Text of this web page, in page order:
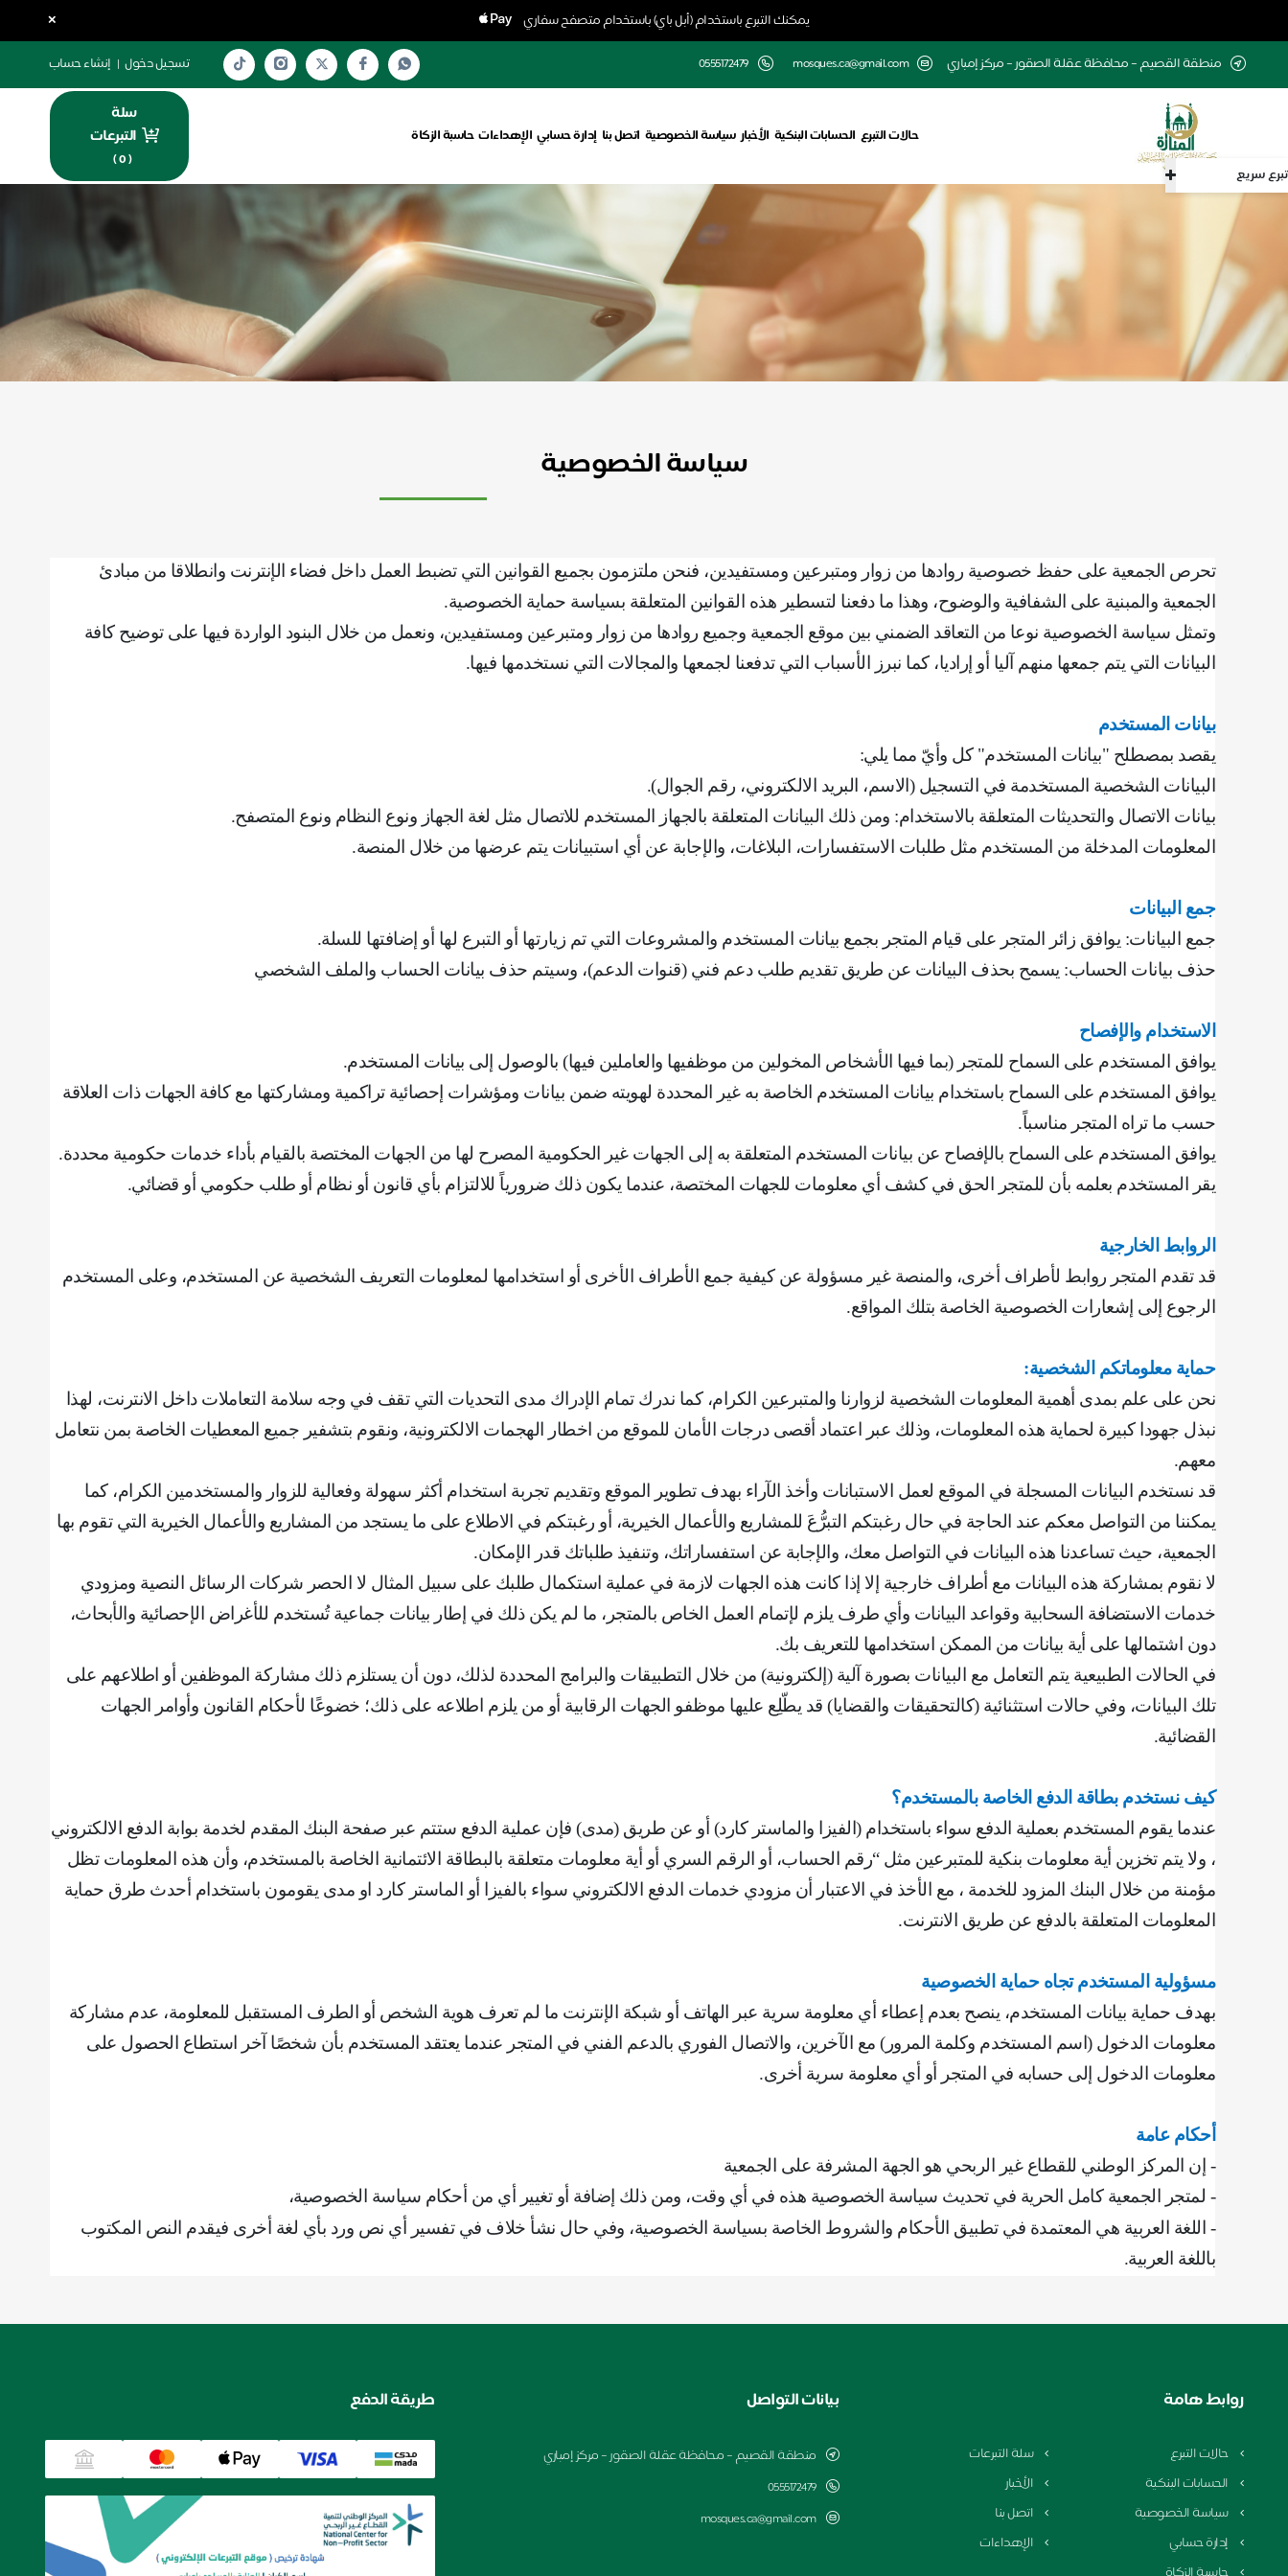
يمكنك التبرع باستخدام (أبل باي) باستخدام متصفح سفاري ×
تبرع سريع
منطقة القصيم – محافظة عقلة الصقور – مركز إمباري mosques.ca@gmail.com
0555172479 تسجيل دخول | إنشاء حساب
حالات التبرع الحسابات البنكية الأخبار سياسة الخصوصية اتصل بنا إدارة حسابي الإهداءات حاسبة الزكاة
سلة
التبرعات
(
0
)
سياسة الخصوصية
تحرص الجمعية على حفظ خصوصية روادها من زوار ومتبرعين ومستفيدين، فنحن ملتزمون بجميع القوانين التي تضبط العمل داخل فضاء الإنترنت وانطلاقا من مبادئ
الجمعية والمبنية على الشفافية والوضوح، وهذا ما دفعنا لتسطير هذه القوانين المتعلقة بسياسة حماية الخصوصية.
وتمثل سياسة الخصوصية نوعا من التعاقد الضمني بين موقع الجمعية وجميع روادها من زوار ومتبرعين ومستفيدين، ونعمل من خلال البنود الواردة فيها على توضيح كافة
البيانات التي يتم جمعها منهم آليا أو إراديا، كما نبرز الأسباب التي تدفعنا لجمعها والمجالات التي نستخدمها فيها.
بيانات المستخدم
يقصد بمصطلح "بيانات المستخدم" كل وأيّ مما يلي:
‌البيانات الشخصية المستخدمة في التسجيل (الاسم، البريد الالكتروني، رقم الجوال).
بيانات الاتصال والتحديثات المتعلقة بالاستخدام: ومن ذلك البيانات المتعلقة بالجهاز المستخدم للاتصال مثل لغة الجهاز ونوع النظام ونوع المتصفح.
‌المعلومات المدخلة من المستخدم مثل طلبات الاستفسارات، البلاغات، والإجابة عن أي استبيانات يتم عرضها من خلال المنصة.
جمع البيانات
جمع البيانات: يوافق زائر المتجر على قيام المتجر بجمع بيانات المستخدم والمشروعات التي تم زيارتها أو التبرع لها أو إضافتها للسلة.
حذف بيانات الحساب: يسمح بحذف البيانات عن طريق تقديم طلب دعم فني (قنوات الدعم)، وسيتم حذف بيانات الحساب والملف الشخصي
الاستخدام والإفصاح
يوافق المستخدم على السماح للمتجر (بما فيها الأشخاص المخولين من موظفيها والعاملين فيها) بالوصول إلى بيانات المستخدم.
يوافق المستخدم على السماح باستخدام بيانات المستخدم الخاصة به غير المحددة لهويته ضمن بيانات ومؤشرات إحصائية تراكمية ومشاركتها مع كافة الجهات ذات العلاقة
حسب ما تراه المتجر مناسباً.
يوافق المستخدم على السماح بالإفصاح عن بيانات المستخدم المتعلقة به إلى الجهات غير الحكومية المصرح لها من الجهات المختصة بالقيام بأداء خدمات حكومية محددة.
‌يقر المستخدم بعلمه بأن للمتجر الحق في كشف أي معلومات للجهات المختصة، عندما يكون ذلك ضرورياً للالتزام بأي قانون أو نظام أو طلب حكومي أو قضائي.
الروابط الخارجية
قد تقدم المتجر روابط لأطراف أخرى، والمنصة غير مسؤولة عن كيفية جمع الأطراف الأخرى أو استخدامها لمعلومات التعريف الشخصية عن المستخدم، وعلى المستخدم
الرجوع إلى إشعارات الخصوصية الخاصة بتلك المواقع.
حماية معلوماتكم الشخصية:
نحن على علم بمدى أهمية المعلومات الشخصية لزوارنا والمتبرعين الكرام، كما ندرك تمام الإدراك مدى التحديات التي تقف في وجه سلامة التعاملات داخل الانترنت، لهذا
نبذل جهودا كبيرة لحماية هذه المعلومات، وذلك عبر اعتماد أقصى درجات الأمان للموقع من اخطار الهجمات الالكترونية، ونقوم بتشفير جميع المعطيات الخاصة بمن نتعامل
معهم.
قد نستخدم البيانات المسجلة في الموقع لعمل الاستبانات وأخذ الآراء بهدف تطوير الموقع وتقديم تجربة استخدام أكثر سهولة وفعالية للزوار والمستخدمين الكرام، كما
يمكننا من التواصل معكم عند الحاجة في حال رغبتكم التبرُّعَ للمشاريع والأعمال الخيرية، أو رغبتكم في الاطلاع على ما يستجد من المشاريع والأعمال الخيرية التي تقوم بها
الجمعية، حيث تساعدنا هذه البيانات في التواصل معك، والإجابة عن استفساراتك، وتنفيذ طلباتك قدر الإمكان.
لا نقوم بمشاركة هذه البيانات مع أطراف خارجية إلا إذا كانت هذه الجهات لازمة في عملية استكمال طلبك على سبيل المثال لا الحصر شركات الرسائل النصية ومزودي
خدمات الاستضافة السحابية وقواعد البيانات وأي طرف يلزم لإتمام العمل الخاص بالمتجر، ما لم يكن ذلك في إطار بيانات جماعية تُستخدم للأغراض الإحصائية والأبحاث،
دون اشتمالها على أية بيانات من الممكن استخدامها للتعريف بك.
في الحالات الطبيعية يتم التعامل مع البيانات بصورة آلية (إلكترونية) من خلال التطبيقات والبرامج المحددة لذلك، دون أن يستلزم ذلك مشاركة الموظفين أو اطلاعهم على
تلك البيانات، وفي حالات استثنائية (كالتحقيقات والقضايا) قد يطّلِع عليها موظفو الجهات الرقابية أو من يلزم اطلاعه على ذلك؛ خضوعًا لأحكام القانون وأوامر الجهات
القضائية.
كيف نستخدم بطاقة الدفع الخاصة بالمستخدم؟
عندما يقوم المستخدم بعملية الدفع سواء باستخدام (الفيزا والماستر كارد) أو عن طريق (مدى) فإن عملية الدفع ستتم عبر صفحة البنك المقدم لخدمة بوابة الدفع الالكتروني
، ولا يتم تخزين أية معلومات بنكية للمتبرعين مثل “رقم الحساب، أو الرقم السري أو أية معلومات متعلقة بالبطاقة الائتمانية الخاصة بالمستخدم، وأن هذه المعلومات تظل
مؤمنة من خلال البنك المزود للخدمة ، مع الأخذ في الاعتبار أن مزودي خدمات الدفع الالكتروني سواء بالفيزا أو الماستر كارد او مدى يقومون باستخدام أحدث طرق حماية
المعلومات المتعلقة بالدفع عن طريق الانترنت.
مسؤولية المستخدم تجاه حماية الخصوصية
بهدف حماية بيانات المستخدم، ينصح بعدم إعطاء أي معلومة سرية عبر الهاتف أو شبكة الإنترنت ما لم تعرف هوية الشخص أو الطرف المستقبل للمعلومة، ‌‌عدم مشاركة
معلومات الدخول (اسم المستخدم وكلمة المرور) مع الآخرين، ‌والاتصال الفوري بالدعم الفني في المتجر عندما يعتقد المستخدم بأن شخصًا آخر استطاع الحصول على
معلومات الدخول إلى حسابه في المتجر أو أي معلومة سرية أخرى.
أحكام عامة
‌‌- إن المركز الوطني للقطاع غير الربحي هو الجهة المشرفة على الجمعية
- لمتجر الجمعية كامل الحرية في تحديث سياسة الخصوصية هذه في أي وقت، ومن ذلك إضافة أو تغيير أي من أحكام سياسة الخصوصية،
- اللغة العربية هي المعتمدة في تطبيق الأحكام والشروط الخاصة بسياسة الخصوصية، وفي حال نشأ خلاف في تفسير أي نص ورد بأي لغة أخرى فيقدم النص المكتوب
باللغة العربية.
روابط هامة
حالات التبرع
سلة التبرعات
الحسابات البنكية
الأخبار
سياسة الخصوصية
اتصل بنا
إدارة حسابي
الإهداءات
بيانات التواصل
منطقة القصيم – محافظة عقلة الصقور – مركز إمباري
0555172479
mosques.ca@gmail.com
طريقة الدفع